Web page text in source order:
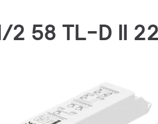
2 58 TL-D II